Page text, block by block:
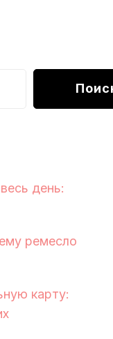
день:
ремесло
карту: